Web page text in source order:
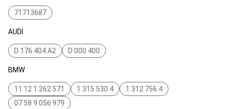
71713687
AUDI
D 176 404 A2 D 000 400
BMW
11 12 1 262 571 1 315 530.4
1 312 756.4
07 58 9 056 979